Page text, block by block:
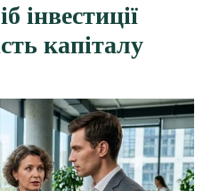
капіталу